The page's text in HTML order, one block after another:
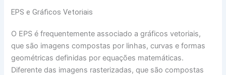
EPS e Gráficos Vetoriais
O EPS é frequentemente associado a gráficos vetoriais,
que são imagens compostas por linhas, curvas e formas
geométricas definidas por equações matemáticas.
Diferente das imagens rasterizadas, que são compostas